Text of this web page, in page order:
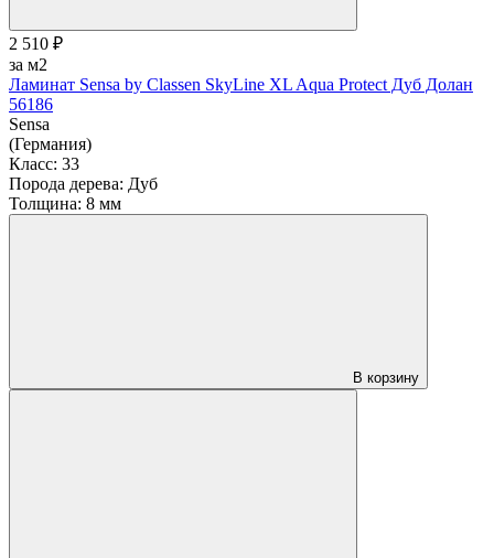
2 510 ₽
за м2
Ламинат Sensa by Classen SkyLine XL Aqua Protect Дуб Долан
56186
Sensa
(Германия)
Класс: 33
Порода дерева: Дуб
Толщина: 8 мм
В корзину